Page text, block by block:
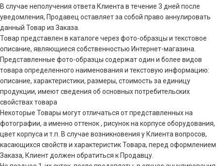
В случае неполучения ответа Клиента в течение 3 дней после
уведомления, Продавец оставляет за собой право аннулировать
данный Товар из Заказа.
Товар представлен в каталоге через фото-образцы и текстовое
описание, являющиеся собственностью Интернет-магазина.
Представленные фото-образцы содержат один и более видов
товара определенного наименования и текстовую информацию:
описание, характеристики, размеры, стоимость за единицу
продукции, имеют сведения об основных потребительских
свойствах товара
Некоторые Товары могут отличаться от представленных на
фотографии, а именно оттенок , рисунок на корпусе оборудования,
цвет корпуса и т.п. В случае возникновения у Клиента вопросов,
касающихся свойств и характеристик Товара, перед оформлением
Заказа, Клиент должен обратиться к Продавцу.